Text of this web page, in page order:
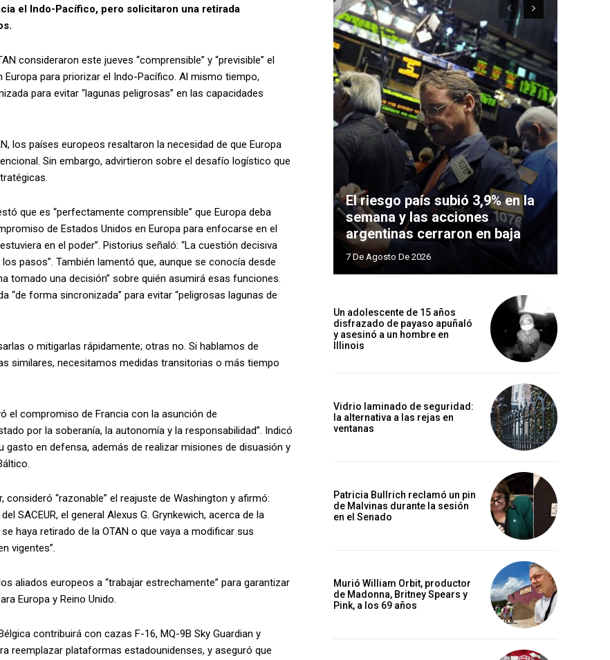
el Indo-Pacífico, pero solicitaron una retirada
consideraron este jueves “comprensible” y “previsible” el
para priorizar el Indo-Pacífico. Al mismo tiempo,
para evitar “lagunas peligrosas” en las capacidades
los países europeos resaltaron la necesidad de que Europa
Sin embargo, advirtieron sobre el desafío logístico que
que es “perfectamente comprensible” que Europa deba
de Estados Unidos en Europa para enfocarse en el
en el poder”. Pistorius señaló: “La cuestión decisiva
pasos”. También lamentó que, aunque se conocía desde
tomado una decisión” sobre quién asumirá esas funciones.
“de forma sincronizada” para evitar “peligrosas lagunas de
o mitigarlas rápidamente; otras no. Si hablamos de
similares, necesitamos medidas transitorias o más tiempo
el compromiso de Francia con la asunción de
por la soberanía, la autonomía y la responsabilidad”. Indicó
gasto en defensa, además de realizar misiones de disuasión y
“razonable” el reajuste de Washington y afirmó:
SACEUR, el general Alexus G. Grynkewich, acerca de la
haya retirado de la OTAN o que vaya a modificar sus
vigentes”.
aliados europeos a “trabajar estrechamente” para garantizar
Europa y Reino Unido.
contribuirá con cazas F-16, MQ-9B Sky Guardian y
reemplazar plataformas estadounidenses, y aseguró que
El riesgo país subió 3,9% en la
semana y las acciones
argentinas cerraron en baja
7 De Agosto De 2026
Un adolescente de 15 años
disfrazado de payaso apuñaló
y asesinó a un hombre en
Illinois
Vidrio laminado de seguridad:
la alternativa a las rejas en
ventanas
Patricia Bullrich reclamó un pin
de Malvinas durante la sesión
en el Senado
Murió William Orbit, productor
de Madonna, Britney Spears y
Pink, a los 69 años